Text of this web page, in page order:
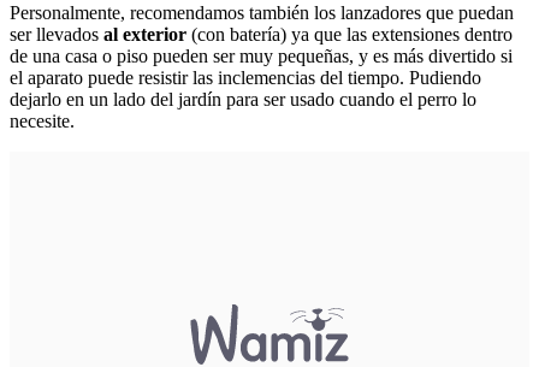
Personalmente, recomendamos también los lanzadores que puedan
ser llevados al exterior (con batería) ya que las extensiones dentro
de una casa o piso pueden ser muy pequeñas, y es más divertido si
el aparato puede resistir las inclemencias del tiempo. Pudiendo
dejarlo en un lado del jardín para ser usado cuando el perro lo
necesite.